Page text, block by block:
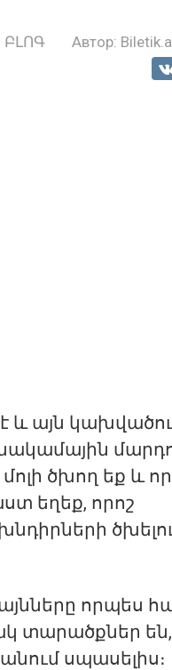
ԲԼՈԳ Автор:
և այն
ծխող եք և
եղեք, որոշ
ծխելու
որպես
տարածքներ են,
սպասելիս։